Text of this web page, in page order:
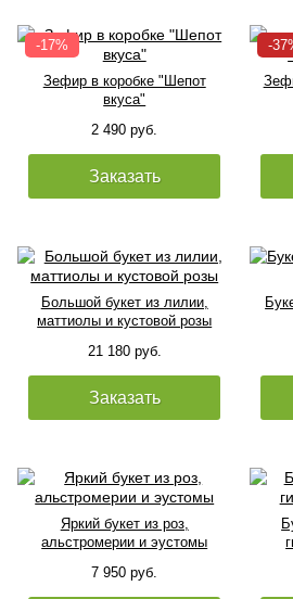
Зефир в коробке "Шепот
вкуса"
2 490 руб.
Заказать
Большой букет из лилии,
маттиолы и кустовой розы
21 180 руб.
Заказать
Яркий букет из роз,
альстромерии и эустомы
7 950 руб.